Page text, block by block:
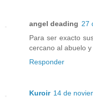
angel deading 27
Para ser exacto
cercano al abuelo
Responder
Kuroir 14 de